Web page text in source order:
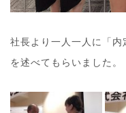
社長より一人一人に「内
を述べてもらいました。